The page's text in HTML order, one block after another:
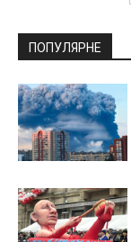
ПОПУЛЯРНЕ